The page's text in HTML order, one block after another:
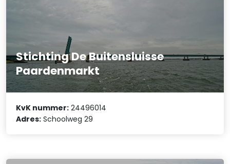
Stichting De Buitensluisse
Paardenmarkt
KvK nummer: 24496014
Adres: Schoolweg 29